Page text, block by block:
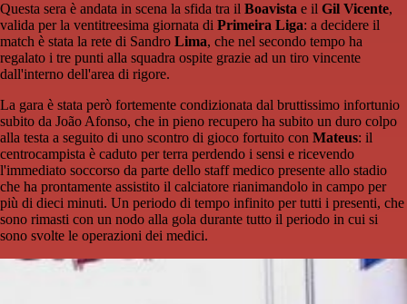
Questa sera è andata in scena la sfida tra il Boavista e il Gil Vicente,
valida per la ventitreesima giornata di Primeira Liga: a decidere il
match è stata la rete di Sandro Lima, che nel secondo tempo ha
regalato i tre punti alla squadra ospite grazie ad un tiro vincente
dall'interno dell'area di rigore.
La gara è stata però fortemente condizionata dal bruttissimo infortunio
subito da João Afonso, che in pieno recupero ha subito un duro colpo
alla testa a seguito di uno scontro di gioco fortuito con Mateus: il
centrocampista è caduto per terra perdendo i sensi e ricevendo
l'immediato soccorso da parte dello staff medico presente allo stadio
che ha prontamente assistito il calciatore rianimandolo in campo per
più di dieci minuti. Un periodo di tempo infinito per tutti i presenti, che
sono rimasti con un nodo alla gola durante tutto il periodo in cui si
sono svolte le operazioni dei medici.